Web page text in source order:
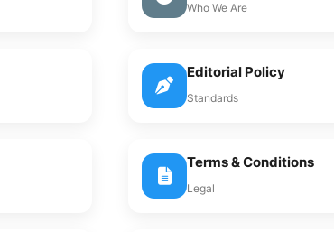
Who We Are
Editorial Policy
Standards
Terms & Conditions
Legal